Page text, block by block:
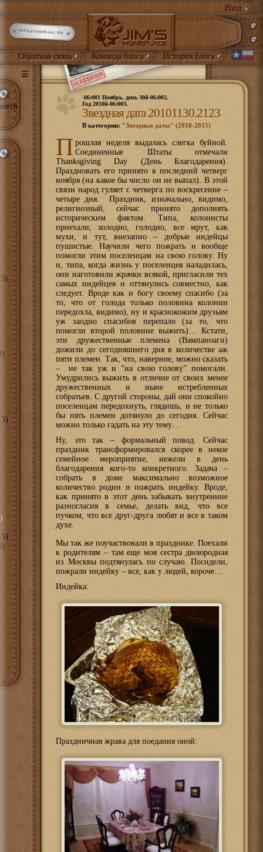
Вход
INFO@JIMBLOG.ME
Обратная связь Команда блога История блога
-06:001 Ноябрь, день 30й-06:002.
Год 2010й-06:003.
Звездная дата 20101130.2123
В категории: "Звездные даты" (2010-2015)
П рошлая неделя выдалась слегка буйной.
Соединенные Штаты отмечали
Thanksgiving Day (День Благодарения).
Праздновать его принято в последний четверг
ноября (на какое бы число он не выпал). В этой
связи народ гуляет с четверга по воскресение –
четыре дня. Праздник, изначально, видимо,
религиозный, сейчас принято дополнять
историческим фактом. Типа, колонисты
приехали, холодно, голодно, все мрут, как
мухи, и тут, внезапно – добрые индейцы
пушистые. Научили чего пожрать и вообще
помогли этим поселенцам на свою голову. Ну
и, типа, когда жизнь у поселенцев наладилась,
они наготовили жрачки всякой, пригласили тех
самых индейцев и оттянулись совместно, как
следует. Вроде как и богу своему спасибо (за
то, что от голода только половина колонии
передохла, видимо), ну и краснокожим друзьям
уж заодно спасибов перепало (за то, что
помогли второй половине выжить)… Кстати,
эти дружественные племена (Вампаноаги)
дожили до сегодняшнего дня в количестве аж
пяти племен. Так, что, наверное, можно сказать
– не так уж и “на свою голову” помогали.
Умудрились выжить в отличие от своих менее
дружественных и ныне истребленных
собратьев. С другой стороны, дай они спокойно
поселенцам передохнуть, глядишь, и не только
бы пять племен дотянуло до сегодня. Сейчас
можно только гадать на эту тему…
Ну, это так – формальный повод. Сейчас
праздник трансформировался скорее в некое
семейное мероприятие, нежели в день
благодарения кого-то конкретного. Задача –
собрать в доме максимально возможное
количество родни и пожрать индейку. Вроде,
как принято в этот день забывать внутренние
разногласия в семье, делать вид, что все
пучком, что все друг-друга любят и все в таком
духе.
Мы так же поучаствовали в празднике. Поехали
к родителям – там еще моя сестра двоюродная
из Москвы подтянулась по случаю. Посидели,
пожрали индейку – все, как у людей, короче…
Индейка:
Праздничная жрава для поедания оной: